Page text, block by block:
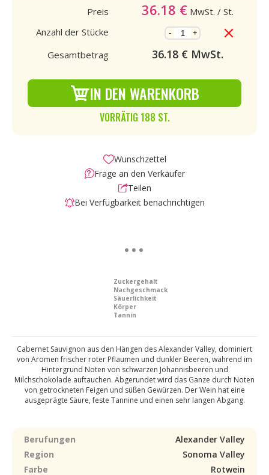
Preis 36.18 € MwSt. / St.
Anzahl der Stücke
- +
Gesamtbetrag 36.18€ MwSt.
IN DEN WARENKORB
VORRÄTIG 188 ST.
Wunschzettel
Frage an den Verkäufer
Teilen
Bei Verfügbarkeit benachrichtigen
Zuckergehalt
Nachgeschmack
Säuerlichkeit
Körper
Tannin
Cabernet Sauvignon aus den Hängen des Alexander Valley, dominiert
von Aromen frischer roter Pflaumen und dunkler Beeren, während im
Hintergrund Noten von schwarzen Johannisbeeren und
Milchschokolade auftauchen. Abgerundet wird das Ganze durch Noten
von getrockneten Feigen und süßen Gewürzen. Der Wein hat eine
ausgeprägte Säure, feste Tannine und einen sehr langen Abgang.
Berufungen
Alexander Valley
Region
Sonoma Valley
Farbe
Rotwein